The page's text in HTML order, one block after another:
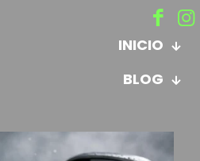
INICIO
BLOG